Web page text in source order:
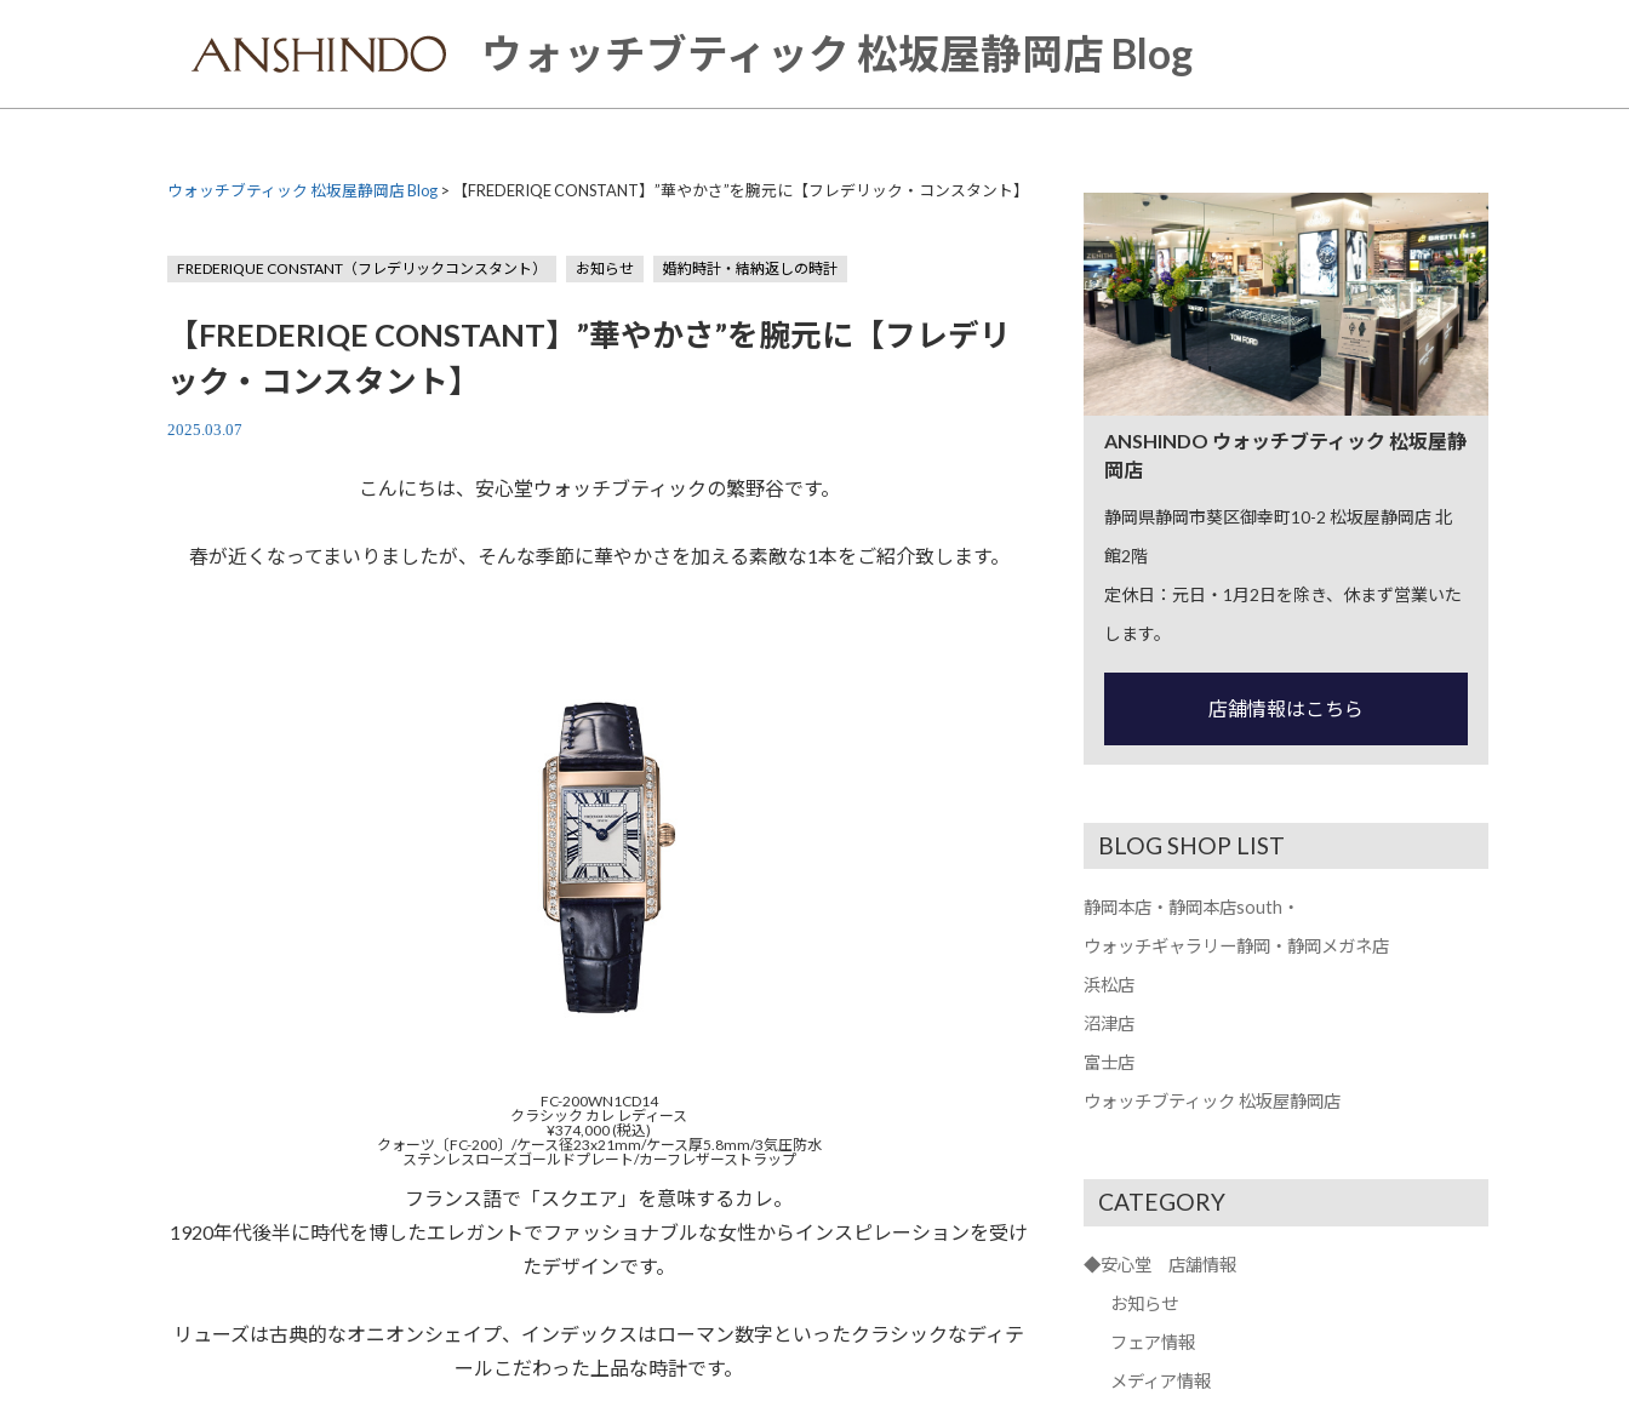
ウォッチブティック 松坂屋静岡店 Blog
ウォッチブティック 松坂屋静岡店 Blog > 【FREDERIQE CONSTANT】”華やかさ”を腕元に【フレデリック・コンスタント】
FREDERIQUE CONSTANT（フレデリックコンスタント） お知らせ 婚約時計・結納返しの時計
【FREDERIQE CONSTANT】”華やかさ”を腕元に【フレデリ
ック・コンスタント】
2025.03.07
こんにちは、安心堂ウォッチブティックの繁野谷です。
春が近くなってまいりましたが、そんな季節に華やかさを加える素敵な1本をご紹介致します。
FC-200WN1CD14
クラシック カレ レディース
¥374,000 (税込)
クォーツ〔FC-200〕/ケース径23x21mm/ケース厚5.8mm/3気圧防水
ステンレスローズゴールドプレート/カーフレザーストラップ
フランス語で「スクエア」を意味するカレ。
1920年代後半に時代を博したエレガントでファッショナブルな女性からインスピレーションを受け
たデザインです。
リューズは古典的なオニオンシェイプ、インデックスはローマン数字といったクラシックなディテ
ールこだわった上品な時計です。
ANSHINDO ウォッチブティック 松坂屋静
岡店
静岡県静岡市葵区御幸町10-2 松坂屋静岡店 北
館2階
定休日：元日・1月2日を除き、休まず営業いた
します。
店舗情報はこちら
BLOG SHOP LIST
静岡本店・静岡本店south・
ウォッチギャラリー静岡・静岡メガネ店
浜松店
沼津店
富士店
ウォッチブティック 松坂屋静岡店
CATEGORY
◆安心堂 店舗情報
お知らせ
フェア情報
メディア情報